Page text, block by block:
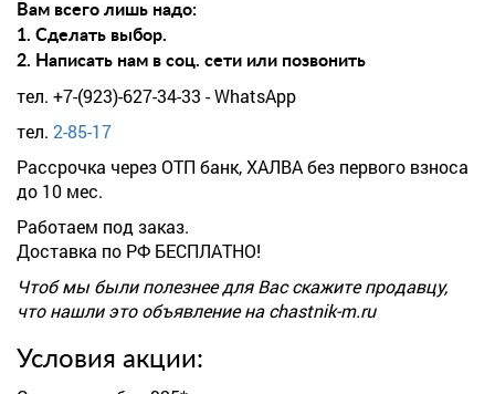
Вам всего лишь надо:
1. Сделать выбор.
2. Написать нам в соц. сети или позвонить
тел. +7-(923)-627-34-33 - WhatsApp
тел. 2-85-17
Рассрочка через ОТП банк, ХАЛВА без первого взноса
до 10 мес.
Работаем под заказ.
Доставка по РФ БЕСПЛАТНО!
Чтоб мы были полезнее для Вас скажите продавцу,
что нашли это объявление на chastnik-m.ru
Условия акции: